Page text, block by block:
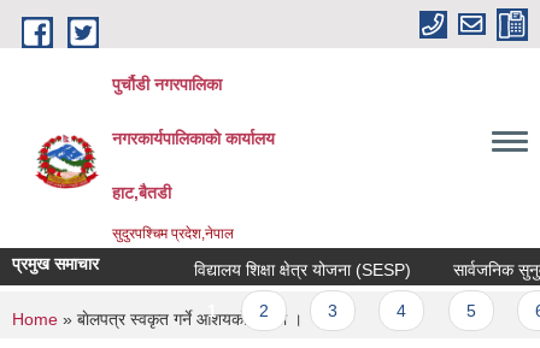
Skip to main content
पुर्चौडी नगरपालिका
नगरकार्यपालिकाकाे कार्यालय
हाट,बैतडी
सुदुरपश्चिम प्रदेश,नेपाल
प्रमुख समाचार विद्यालय शिक्षा क्षेत्र योजना (SESP) सार्वजनिक
Pages
1 2
You are here
Home » बाेलपत्र स्वकृत गर्ने आशयकाे सूचना ।